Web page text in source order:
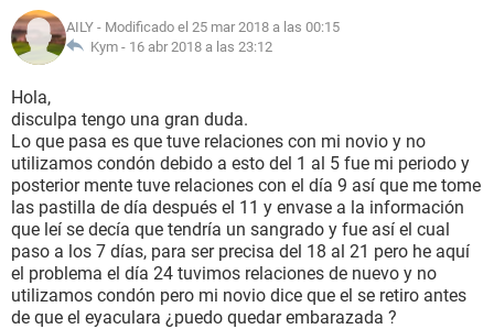
NUTRICIÓN
BIENESTAR
SEXUALIDAD
GLOSARIO
AILY - Modificado el 25 mar 2018 a las 00:15
Kym - 16 abr 2018 a las 23:12
Hola,
disculpa tengo una gran duda.
Lo que pasa es que tuve relaciones con mi novio y no
utilizamos condón debido a esto del 1 al 5 fue mi periodo y
posterior mente tuve relaciones con el día 9 así que me tome
las pastilla de día después el 11 y envase a la información
que leí se decía que tendría un sangrado y fue así el cual
paso a los 7 días, para ser precisa del 18 al 21 pero he aquí
el problema el día 24 tuvimos relaciones de nuevo y no
utilizamos condón pero mi novio dice que el se retiro antes
de que el eyaculara ¿puedo quedar embarazada ?